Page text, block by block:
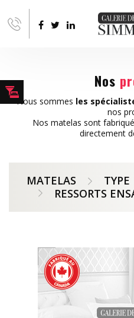
Nos
Nous sommes les
nos
Nos matelas sont
directement
MATELAS
TYPE
RESSORTS